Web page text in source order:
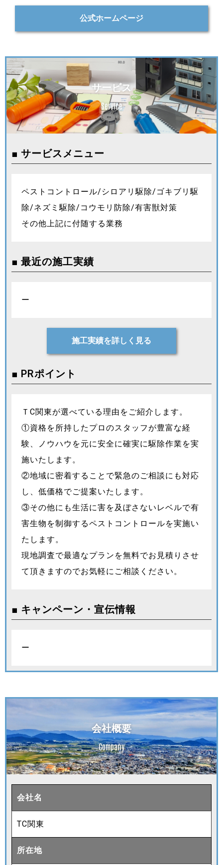
公式ホームページ
サービス
Service
■ サービスメニュー
ペストコントロール/シロアリ駆除/ゴキブリ駆
除/ネズミ駆除/コウモリ防除/有害獣対策
その他上記に付随する業務
■ 最近の施工実績
ー
施工実績を詳しく見る
■ PRポイント
ＴC関東が選べている理由をご紹介します。
①資格を所持したプロのスタッフが豊富な経
験、ノウハウを元に安全に確実に駆除作業を実
施いたします。
②地域に密着することで緊急のご相談にも対応
し、低価格でご提案いたします。
③その他にも生活に害を及ぼさないレベルで有
害生物を制御するペストコントロールを実施い
たします。
現地調査で最適なプランを無料でお見積りさせ
て頂きますのでお気軽にご相談ください。
■ キャンペーン・宣伝情報
ー
会社概要
Company
会社名
TC関東
所在地